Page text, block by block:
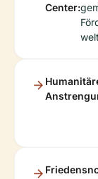
Center: